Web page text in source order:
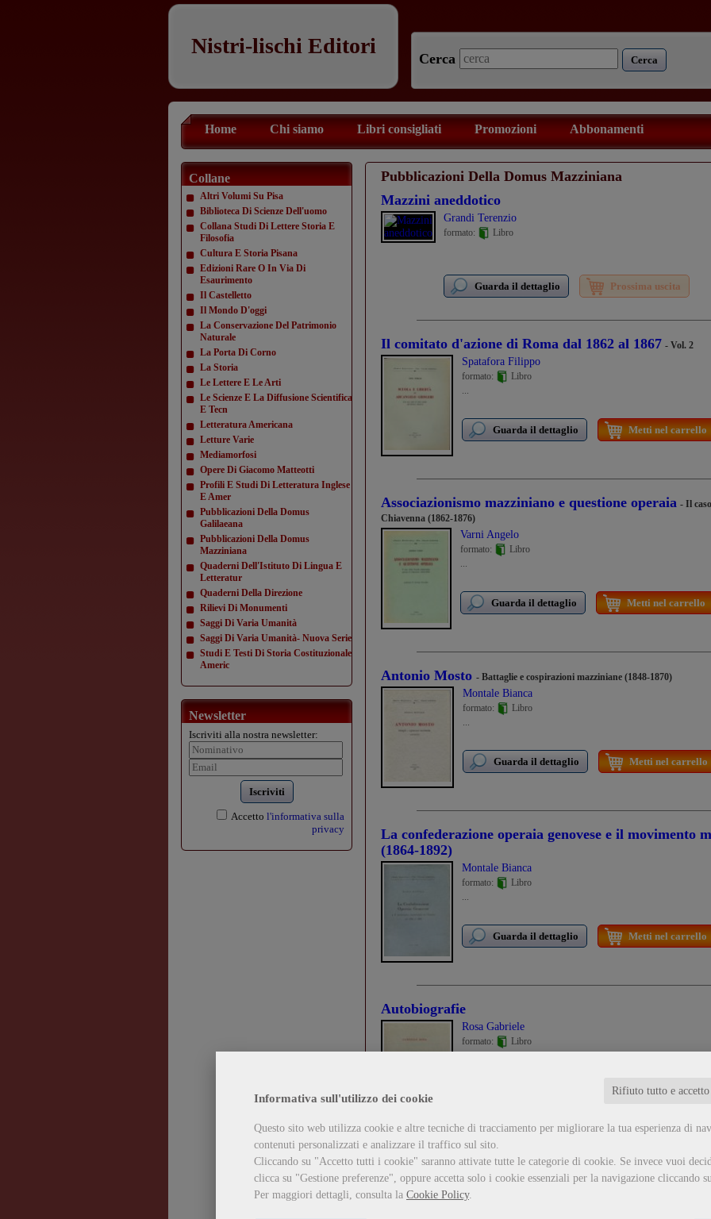
Informativa sull'utilizzo dei cookie
Rifiuto tutto e
Questo sito web utilizza cookie e altre tecniche di tracciamento per migliorare la tua esperienza di
contenuti personalizzati e analizzare il traffico sul sito.
Cliccando su "Accetto tutti i cookie" saranno attivate tutte le categorie di cookie. Se invece vuoi
clicca su "Gestione preferenze", oppure accetta solo i cookie essenziali per la navigazione cliccando
Per maggiori dettagli, consulta la Cookie Policy.
Nistri-lischi Editori
Cerca Cerca
Home Chi siamo Libri consigliati Promozioni Abbonamenti
Collane
Altri Volumi Su Pisa
Biblioteca Di Scienze Dell'uomo
Collana Studi Di Lettere Storia E
Filosofia
Cultura E Storia Pisana
Edizioni Rare O In Via Di
Esaurimento
Il Castelletto
Il Mondo D'oggi
La Conservazione Del Patrimonio
Naturale
La Porta Di Corno
La Storia
Le Lettere E Le Arti
Le Scienze E La Diffusione Scientifica
E Tecn
Letteratura Americana
Letture Varie
Mediamorfosi
Opere Di Giacomo Matteotti
Profili E Studi Di Letteratura Inglese
E Amer
Pubblicazioni Della Domus
Galilaeana
Pubblicazioni Della Domus
Mazziniana
Quaderni Dell'Istituto Di Lingua E
Letteratur
Quaderni Della Direzione
Rilievi Di Monumenti
Saggi Di Varia Umanità
Saggi Di Varia Umanità- Nuova Serie
Studi E Testi Di Storia Costituzionale
Americ
Newsletter
Iscriviti alla nostra newsletter:
Iscriviti
Accetto l'informativa sulla
privacy
Pubblicazioni Della Domus Mazziniana
Mazzini aneddotico
Grandi Terenzio
formato: Libro
Guarda il dettaglio Prossima uscita
Il comitato d'azione di Roma dal 1862 al 1867 - Vol. 2
Spatafora Filippo
formato:
Libro
...
Guarda il dettaglio Metti nel carrello
Associazionismo mazziniano e questione operaia - Il
Chiavenna (1862-1876)
Varni Angelo
formato:
Libro
...
Guarda il dettaglio Metti nel carrello
Antonio Mosto - Battaglie e cospirazioni mazziniane (1848-1870)
Montale Bianca
formato:
Libro
...
Guarda il dettaglio Metti nel carrello
La confederazione operaia genovese e il movimento
(1864-1892)
Montale Bianca
formato:
Libro
...
Guarda il dettaglio Metti nel carrello
Autobiografie
Rosa Gabriele
formato:
Libro
Metti nel carrello
Il comitato d'azione di Roma dal 1862 al 1867
Spatafora Filippo
formato: